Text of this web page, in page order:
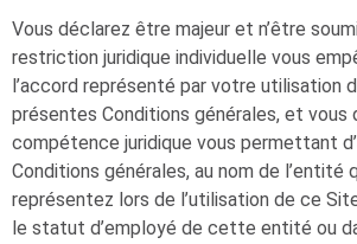
Vous déclarez être majeur et n’être
restriction juridique individuelle vous
l’accord représenté par votre utilisation
présentes Conditions générales, et vous
compétence juridique vous permettant
Conditions générales, au nom de l’entité
représentez lors de l’utilisation de ce
le statut d’employé de cette entité ou